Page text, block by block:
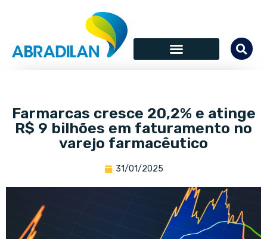
Farmarcas cresce 20,2% e atinge
R$ 9 bilhões em faturamento no
varejo farmacêutico
31/01/2025